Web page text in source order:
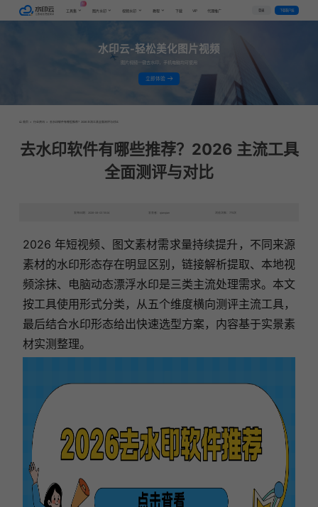
工具集 图片水印 视频水印 教程 下载 VIP 代理推广 登录 下载客户端
水印云-轻松美化图片视频
图片视频一键去水印，手机电脑均可使用
立即体验
首页 > 行业资讯 > 去水印软件有哪些推荐？2026 主流工具全面测评与对比
去水印软件有哪些推荐？2026 主流工具
全面测评与对比
发布日期：2026-06-03 18:04 发表者：qianqian 浏览次数：770次
2026 年短视频、图文素材需求量持续提升，不同来源
素材的水印形态存在明显区别，链接解析提取、本地视
频涂抹、电脑动态漂浮水印是三类主流处理需求。本文
按工具使用形式分类，从五个维度横向测评主流工具，
最后结合水印形态给出快速选型方案，内容基于实景素
材实测整理。